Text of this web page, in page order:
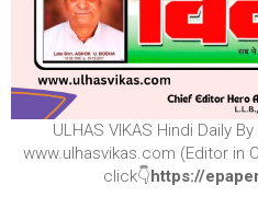
ULHAS VIKAS Hindi Daily By
www.ulhasvikas.com (Editor in
click👇https://